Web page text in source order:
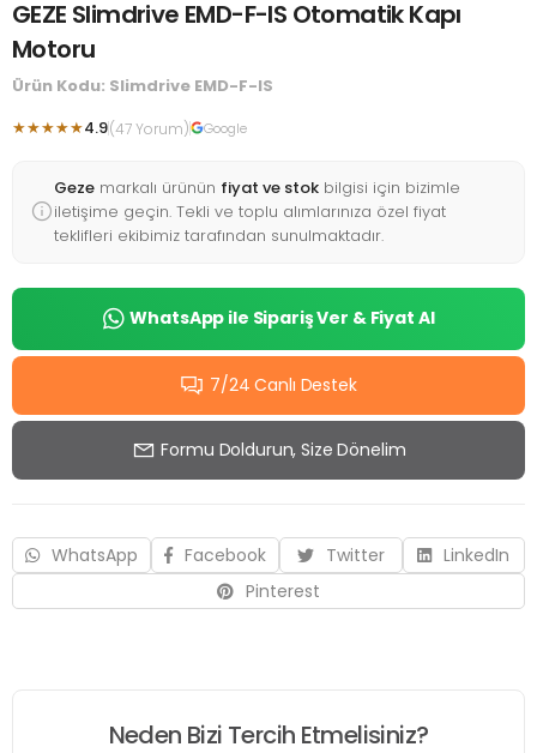
GEZE Slimdrive EMD-F-IS Otomatik Kapı
Motoru
Ürün Kodu: Slimdrive EMD-F-IS
★★★★★4.9(47 Yorum) Google
Geze markalı ürünün fiyat ve stok bilgisi için bizimle
iletişime geçin. Tekli ve toplu alımlarınıza özel fiyat
teklifleri ekibimiz tarafından sunulmaktadır.
WhatsApp ile Sipariş Ver & Fiyat Al
7/24 Canlı Destek
Formu Doldurun, Size Dönelim
WhatsApp Facebook Twitter
LinkedIn
Pinterest
Neden Bizi Tercih Etmelisiniz?